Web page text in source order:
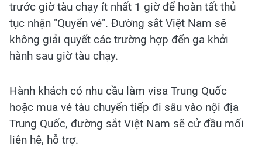
trước giờ tàu chạy ít nhất 1 giờ để hoàn tất thủ
tục nhận "Quyển vé". Đường sắt Việt Nam sẽ
không giải quyết các trường hợp đến ga khởi
hành sau giờ tàu chạy.
Hành khách có nhu cầu làm visa Trung Quốc
hoặc mua vé tàu chuyển tiếp đi sâu vào nội địa
Trung Quốc, đường sắt Việt Nam sẽ cử đầu mối
liên hệ, hỗ trợ.